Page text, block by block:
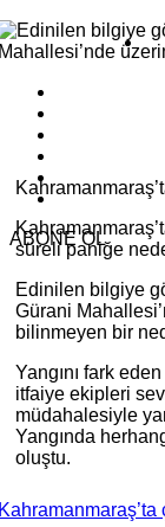
ABONE OL
süreli paniğe
Edinilen bilgiye
Gürani
bilinmeyen bir
Yangını fark
itfaiye ekipleri
müdahalesiyle
Yangında
oluştu.